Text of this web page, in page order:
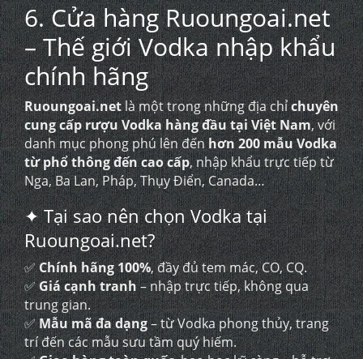
6. Cửa hàng Ruoungoai.net
– Thế giới Vodka nhập khẩu
chính hãng
Ruoungoai.netlà một trong những địa chỉchuyên
cung cấp rượu Vodka hàng đầu tại Việt Nam, với
danh mục phong phú lên đếnhơn 200 mẫu Vodka
từ phổ thông đến cao cấp, nhập khẩu trực tiếp từ
Nga, Ba Lan, Pháp, Thụy Điển, Canada…
✦ Tại sao nên chọn Vodka tại
Ruoungoai.net?
✅Chính hãng 100%, đầy đủ tem mác, CO, CQ.
✅Giá cạnh tranh– nhập trực tiếp, không qua
trung gian.
✅Mẫu mã đa dạng– từ Vodka phong thủy, trang
trí đến các mẫu sưu tầm quý hiếm.